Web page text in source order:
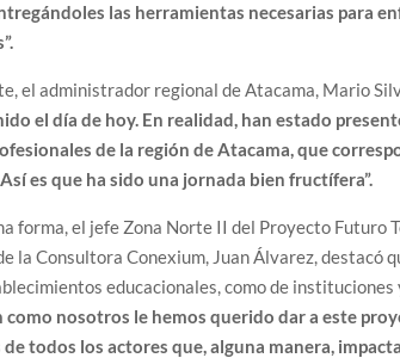
las herramientas necesarias para
el administrador regional de Atacama, Mario
el día de hoy. En realidad, han estado
de la región de Atacama, que
es que ha sido una jornada bien fructífera”.
forma, el jefe Zona Norte II del Proyecto Futuro
la Consultora Conexium, Juan Álvarez,
educacionales, como de instituciones
como nosotros le hemos querido dar a este
todos los actores que, alguna manera,